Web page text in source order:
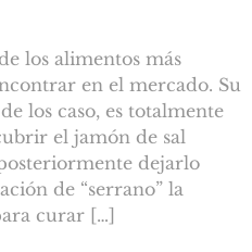
los alimentos más
en el mercado. Su
los caso, es totalmente
el jamón de sal
dejarlo
de “serrano” la
curar […]